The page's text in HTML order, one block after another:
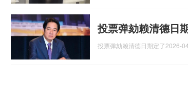
投票弹劾赖清德日
投票弹劾赖清德日期定了2026-